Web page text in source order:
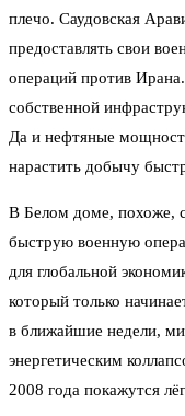
плечо. Саудовская
предоставлять свои
операций против
собственной
Да и нефтяные
нарастить добычу
В Белом доме, похоже,
быструю военную
для глобальной
который только
в ближайшие недели,
энергетическим
2008 года покажутся